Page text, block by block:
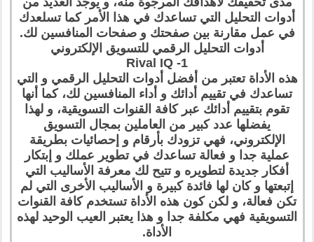
أدوات التحليل التي تساعدك في هذا الأمر كما تسلعدك
في عمل مقارنة بين صفحتك و صفحات المنافسين لك.
أدوات التحليل الرقمي للتسويق الإلكتروني
1- Rival IQ
هذه الأداة تعتبر من أفضل أدوات التحليل الرقمي و التي
تساعدك في تقييم أدائك و أداء المنافسين لك، كما أنها
تقوم بتقييم أدائك عبر كافة القنوات التسويقية، و لهذا
يفضلها عدد كبير من العاملين بمجال التسويق
الإلكتروني، فهي تزودك بأرقام و إحصائيات بطريقة
عملية جدا و فعالة تساعدك في تطوير عملك و إبتكار
أفكار جديدة لتطويره و تتيح لك معرفة الأساليب التي
إتبعتها و كان لها فائدة كبيرة و الأساليب الأخرى التي لم
تكن فعالة، و لكن كون هذه الأداة تستخدم كافة القنوات
التسويقية فهي مكلفة جدا و هذا يعتبر العيب الوحيد لهذه
الأداة.